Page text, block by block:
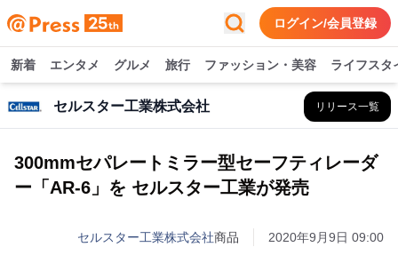
ログイン/会員登録
新着 エンタメ グルメ 旅行 ファッション・美容 ライフスタ
セルスター工業株式会社 リリース一覧
300mmセパレートミラー型セーフティレーダ
ー「AR-6」を セルスター工業が発売
セルスター工業株式会社商品 2020年9月9日 09:00